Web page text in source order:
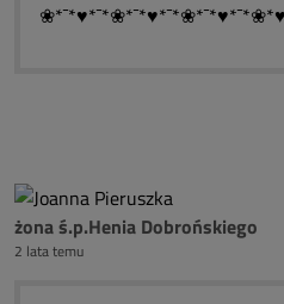
żona ś.p.Henia Dobrońskiego
2 lata temu